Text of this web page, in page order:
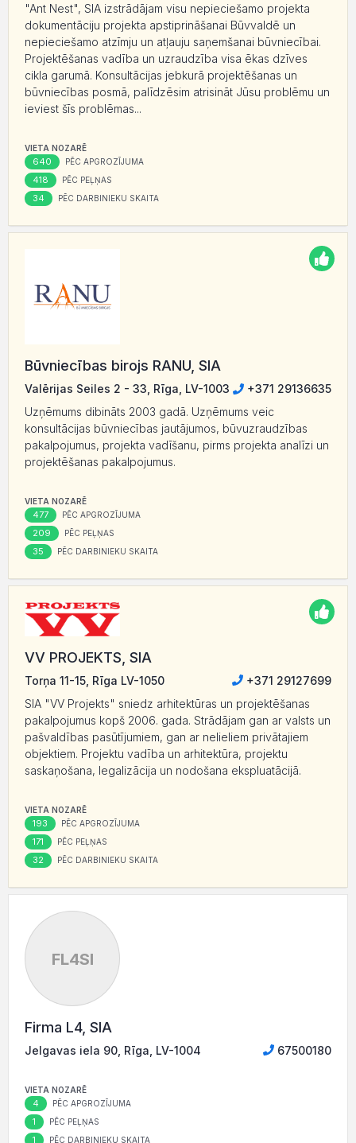
"Ant Nest", SIA izstrādājam visu nepieciešamo projekta
dokumentāciju projekta apstiprināšanai Būvvaldē un
nepieciešamo atzīmju un atļauju saņemšanai būvniecībai.
Projektēšanas vadība un uzraudzība visa ēkas dzīves
cikla garumā. Konsultācijas jebkurā projektēšanas un
būvniecības posmā, palīdzēsim atrisināt Jūsu problēmu un
ieviest šīs problēmas...
VIETA NOZARĒ
640 PĒC APGROZĪJUMA
418 PĒC PEĻŅAS
34 PĒC DARBINIEKU SKAITA
Būvniecības birojs RANU, SIA
Valērijas Seiles 2 - 33, Rīga, LV-1003
+371 29136635
Uzņēmums dibināts 2003 gadā. Uzņēmums veic
konsultācijas būvniecības jautājumos, būvuzraudzības
pakalpojumus, projekta vadīšanu, pirms projekta analīzi un
projektēšanas pakalpojumus.
VIETA NOZARĒ
477 PĒC APGROZĪJUMA
209 PĒC PEĻŅAS
35 PĒC DARBINIEKU SKAITA
VV PROJEKTS, SIA
Torņa 11-15, Rīga LV-1050
+371 29127699
SIA "VV Projekts" sniedz arhitektūras un projektēšanas
pakalpojumus kopš 2006. gada. Strādājam gan ar valsts un
pašvaldības pasūtījumiem, gan ar nelieliem privātajiem
objektiem. Projektu vadība un arhitektūra, projektu
saskaņošana, legalizācija un nodošana ekspluatācijā.
VIETA NOZARĒ
193 PĒC APGROZĪJUMA
171 PĒC PEĻŅAS
32 PĒC DARBINIEKU SKAITA
FL4SI
Firma L4, SIA
Jelgavas iela 90, Rīga, LV-1004 67500180
VIETA NOZARĒ
4 PĒC APGROZĪJUMA
1 PĒC PEĻŅAS
1 PĒC DARBINIEKU SKAITA